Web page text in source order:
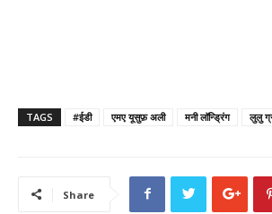
TAGS #ईडी एमए यूसुफ़ अली मनी लॉन्ड्रिंग लुलु
Share